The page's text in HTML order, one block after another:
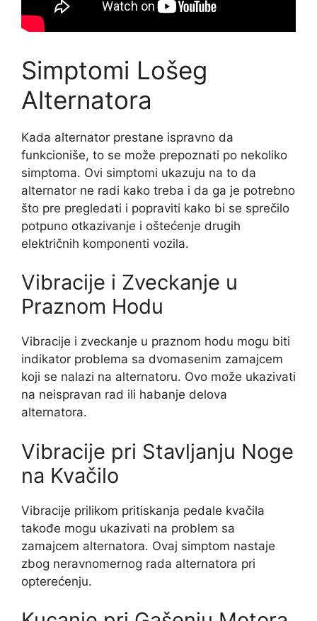
Simptomi Lošeg
Alternatora
Kada alternator prestane ispravno da
funkcioniše, to se može prepoznati po nekoliko
simptoma. Ovi simptomi ukazuju na to da
alternator ne radi kako treba i da ga je potrebno
što pre pregledati i popraviti kako bi se sprečilo
potpuno otkazivanje i oštećenje drugih
električnih komponenti vozila.
Vibracije i Zveckanje u
Praznom Hodu
Vibracije i zveckanje u praznom hodu mogu biti
indikator problema sa dvomasenim zamajcem
koji se nalazi na alternatoru. Ovo može ukazivati
na neispravan rad ili habanje delova
alternatora.
Vibracije pri Stavljanju Noge
na Kvačilo
Vibracije prilikom pritiskanja pedale kvačila
takođe mogu ukazivati na problem sa
zamajcem alternatora. Ovaj simptom nastaje
zbog neravnomernog rada alternatora pri
opterećenju.